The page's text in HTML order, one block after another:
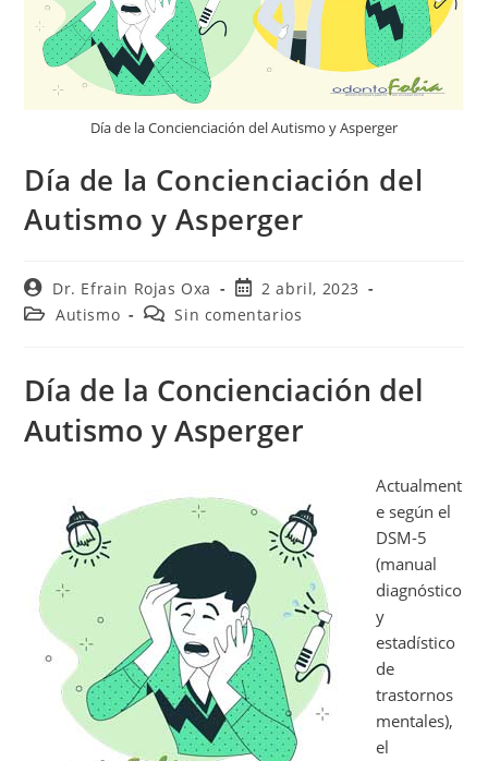
Día de la Concienciación del Autismo y Asperger
Día de la Concienciación del
Autismo y Asperger
Dr. Efrain Rojas Oxa
2 abril, 2023
Autismo
Sin comentarios
Día de la Concienciación del
Autismo y Asperger
Actualment
e según el
DSM-5
(manual
diagnóstico
y
estadístico
de
trastornos
mentales),
el